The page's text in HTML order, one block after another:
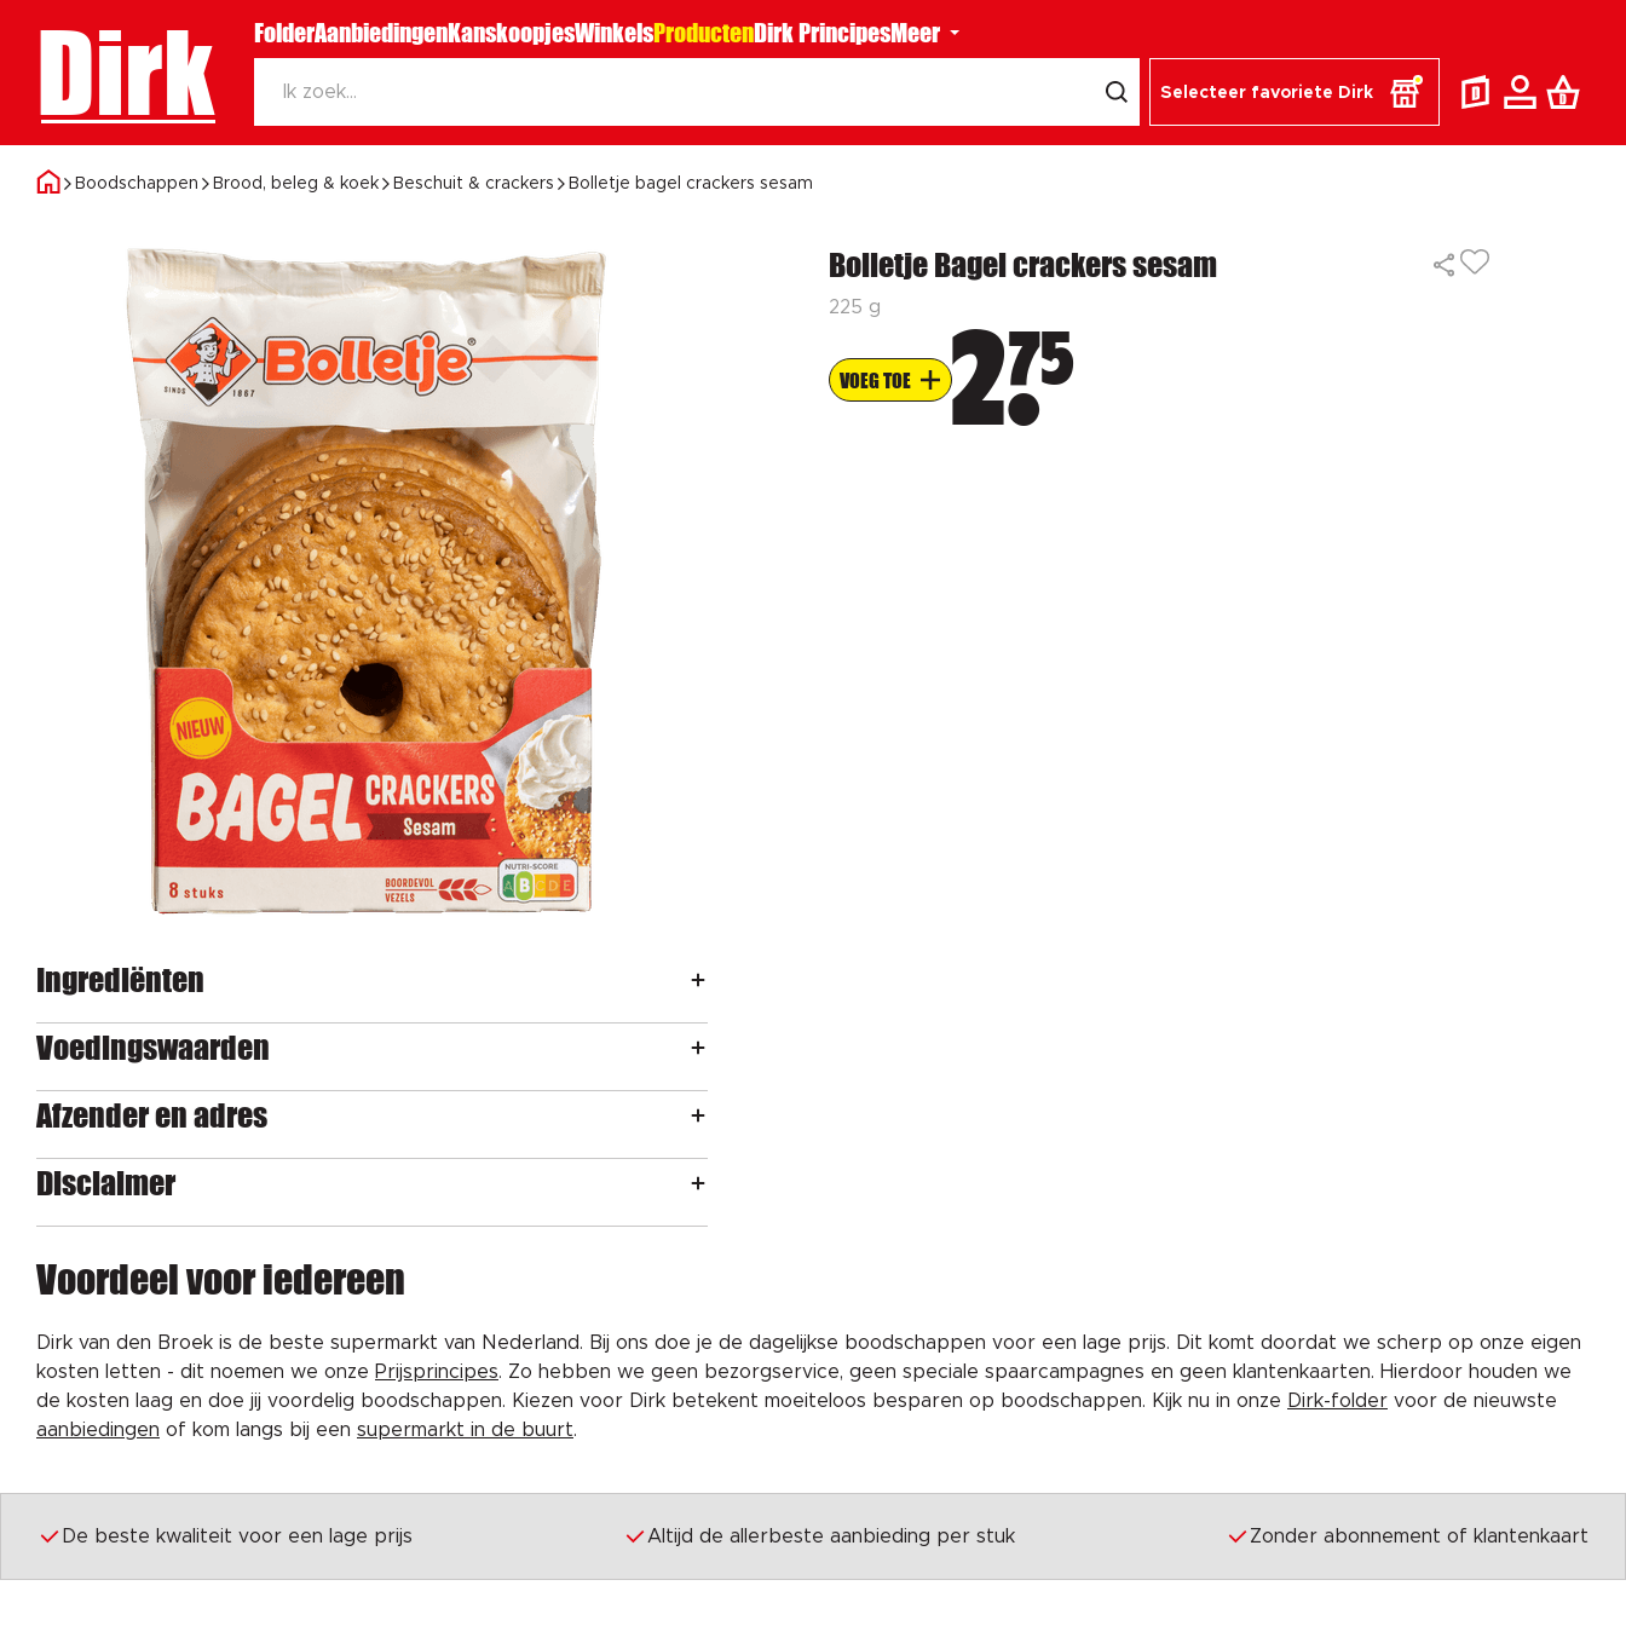
Dirk FolderAanbiedingenKanskoopjesWinkelsProductenDirk PrincipesMeer
Selecteer favoriete Dirk
Boodschappen Brood, beleg & koek Beschuit & crackers Bolletje bagel crackers sesam
Bolletje Bagel crackers sesam
225 g
VOEG TOE 275
Ingrediënten
Voedingswaarden
Afzender en adres
Disclaimer
Voordeel voor iedereen
Dirk van den Broek is de beste supermarkt van Nederland. Bij ons doe je de dagelijkse boodschappen voor een lage prijs. Dit komt doordat we scherp op onze eigen
kosten letten - dit noemen we onze Prijsprincipes. Zo hebben we geen bezorgservice, geen speciale spaarcampagnes en geen klantenkaarten. Hierdoor houden we
de kosten laag en doe jij voordelig boodschappen. Kiezen voor Dirk betekent moeiteloos besparen op boodschappen. Kijk nu in onze Dirk-folder voor de nieuwste
aanbiedingen of kom langs bij een supermarkt in de buurt.
De beste kwaliteit voor een lage prijs Altijd de allerbeste aanbieding per stuk Zonder abonnement of klantenkaart